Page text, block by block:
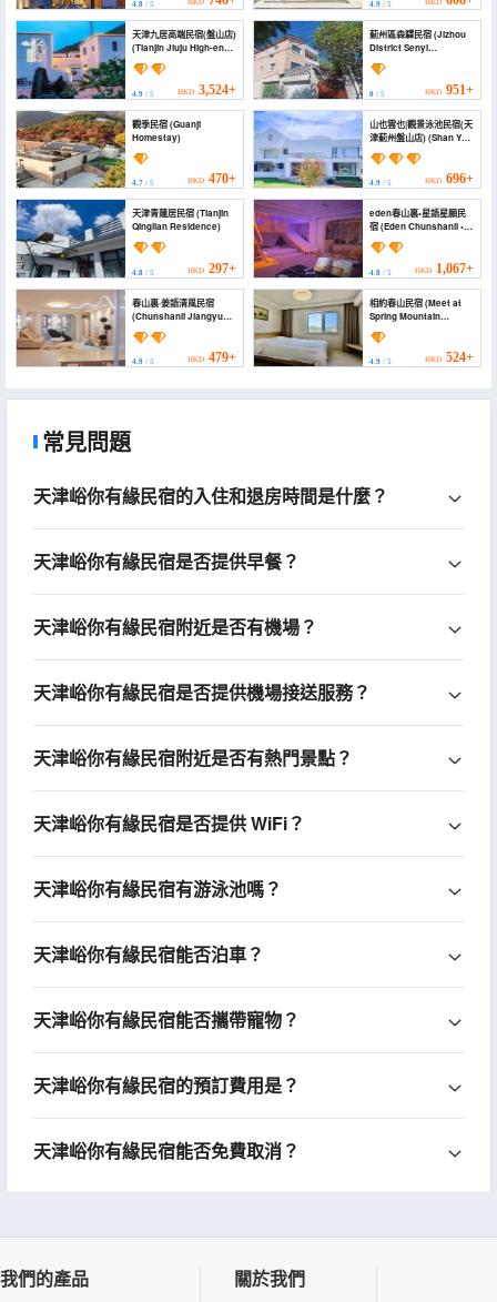
4.8 / 5 HKD 4.9/ 5 HKD
天津九居高端民宿(盤山店)
(Tianjin Jiuju High-end
Homestay)
4.9 / 5 HKD 3,524+
薊州區森驛民宿 (Jizhou
District Senyi
Homestay)
0/ 5 HKD 951+
觀季民宿 (Guanji
Homestay)
4.7 / 5 HKD 470+
山也雲也|觀景泳池民宿(天
津薊州盤山店) (Shan Ye
Yun Ye | Scenic View
Pool Homestay (Tianjin
Jizhou Panshan))
4.9/ 5 HKD 696+
天津青蓮居民宿 (Tianjin
Qinglian Residence)
4.8 / 5 HKD 297+
eden春山裏•星語星願民
宿 (Eden Chunshanli •
Xingyu Xingyuan
Homestay)
4.8/ 5 HKD 1,067+
春山裏·姜語清風民宿
(Chunshanli Jiangyu
Qingfeng Homestay)
4.9 / 5 HKD 479+
相約春山民宿 (Meet at
Spring Mountain
Homestay)
4.9/ 5 HKD 524+
常見問題
天津峪你有緣民宿的入住和退房時間是什麼？
天津峪你有緣民宿是否提供早餐？
天津峪你有緣民宿附近是否有機場？
天津峪你有緣民宿是否提供機場接送服務？
天津峪你有緣民宿附近是否有熱門景點？
天津峪你有緣民宿是否提供 WiFi？
天津峪你有緣民宿有游泳池嗎？
天津峪你有緣民宿能否泊車？
天津峪你有緣民宿能否攜帶寵物？
天津峪你有緣民宿的預訂費用是？
天津峪你有緣民宿能否免費取消？
我們的產品 關於我們